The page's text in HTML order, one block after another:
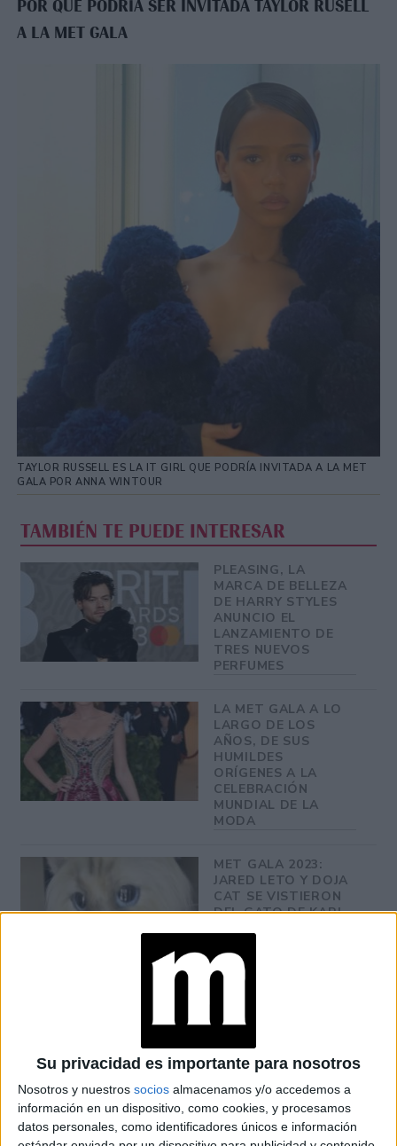
Su privacidad es importante para nosotros
Nosotros y nuestros socios almacenamos y/o accedemos a
información en un dispositivo, como cookies, y procesamos
datos personales, como identificadores únicos e información
POR QUÉ PODRÍA SER INVITADA TAYLOR RUSELL
A LA MET GALA
TAYLOR RUSSELL ES LA IT GIRL QUE PODRÍA INVITADA A LA MET
GALA POR ANNA WINTOUR
TAMBIÉN TE PUEDE INTERESAR
PLEASING, LA
MARCA DE BELLEZA
DE HARRY STYLES
ANUNCIO EL
LANZAMIENTO DE
TRES NUEVOS
PERFUMES
LA MET GALA A LO
LARGO DE LOS
AÑOS, DE SUS
HUMILDES
ORÍGENES A LA
CELEBRACIÓN
MUNDIAL DE LA
MODA
MET GALA 2023:
JARED LETO Y DOJA
CAT SE VISTIERON
DEL GATO DE KARL
MET GALA: CUÁLES
COMENTARIOS
LAGERFELD QUE
ALEJARON A
INVITADOS